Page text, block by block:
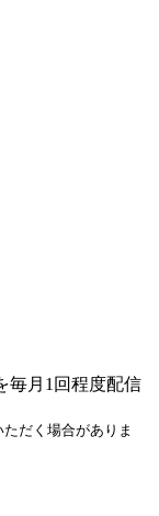
毎月1回程度配信
だく場合がありま